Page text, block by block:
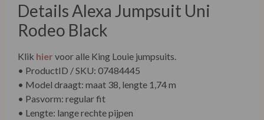
Details Alexa Jumpsuit Uni
Rodeo Black
Klik hier voor alle King Louie jumpsuits.
• ProductID / SKU: 07484445
• Model draagt: maat 38, lengte 1,74 m
• Pasvorm: regular fit
• Lengte: lange rechte pijpen